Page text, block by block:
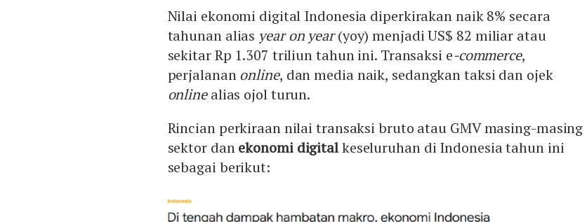
Nilai ekonomi digital Indonesia diperkirakan naik 8% secara
tahunan alias year on year(yoy) menjadi US$ 82 miliar atau
sekitar Rp 1.307 triliun tahun ini. Transaksi e-commerce,
perjalananonline, dan media naik, sedangkan taksi dan ojek
onlinealias ojol turun.
Rincian perkiraan nilai transaksi bruto atau GMV masing-masing
sektor danekonomi digitalkeseluruhan di Indonesia tahun ini
sebagai berikut: